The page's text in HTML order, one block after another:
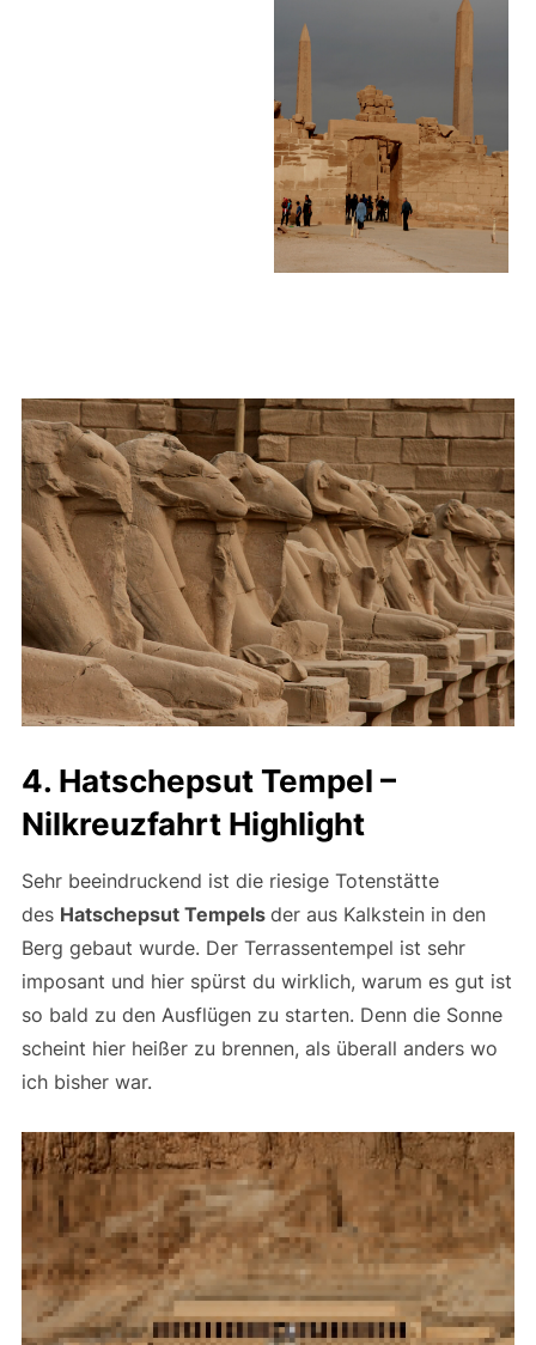
4. Hatschepsut Tempel –
Nilkreuzfahrt Highlight
Sehr beeindruckend ist die riesige Totenstätte
des Hatschepsut Tempels der aus Kalkstein in den
Berg gebaut wurde. Der Terrassentempel ist sehr
imposant und hier spürst du wirklich, warum es gut ist
so bald zu den Ausflügen zu starten. Denn die Sonne
scheint hier heißer zu brennen, als überall anders wo
ich bisher war.